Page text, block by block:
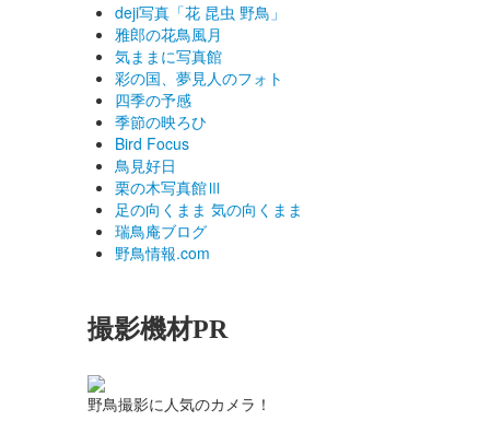
deji写真「花 昆虫 野鳥」
雅郎の花鳥風月
気ままに写真館
彩の国、夢見人のフォト
四季の予感
季節の映ろひ
Bird Focus
鳥見好日
栗の木写真館Ⅲ
足の向くまま 気の向くまま
瑞鳥庵ブログ
野鳥情報.com
撮影機材PR
野鳥撮影に人気のカメラ！